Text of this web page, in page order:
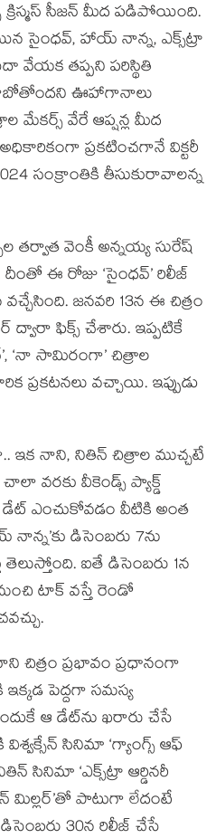
క్రిస్మస్ సీజన్ మీద పడిపోయింది.
సైంధవ్, హాయ్ నాన్న, ఎక్స్‌ట్రా
వేయక తప్పని పరిస్థితి
రాబోతోందని ఊహాగానాలు
మేకర్స్ వేరే ఆప్షన్ల మీద
ప్రకటించగానే విక్టరీ
సంక్రాంతికి తీసుకురావాలన్న
తర్వాత వెంకీ అన్నయ్య సురేష్
ఈ రోజు ‘సైంధవ్’ రిలీజ్
జనవరి 13న ఈ చిత్రం
ద్వారా ఫిక్స్ చేశారు. ఇప్పటికే
‘నా సామిరంగా’ చిత్రాల
ప్రకటనలు వచ్చాయి. ఇప్పుడు
నాని, నితిన్ చిత్రాల ముచ్చటే
వరకు వీకెండ్స్ ప్యాక్డ్
ఎంచుకోవడం వీటికి అంత
డిసెంబరు 7ను
తెలుస్తోంది. ఐతే డిసెంబరు 1న
టాక్ వస్తే రెండో
ప్రభావం ప్రధానంగా
ఇక్కడ పెద్దగా సమస్య
ఆ డేట్‌ను ఖరారు చేసే
సినిమా ‘గ్యాంగ్స్ ఆఫ్
సినిమా ‘ఎక్స్‌ట్రా ఆర్డినరీ
మిల్లర్’తో పాటుగా లేదంటే
డిసెంబరు 30న రిలీజ్ చేసే